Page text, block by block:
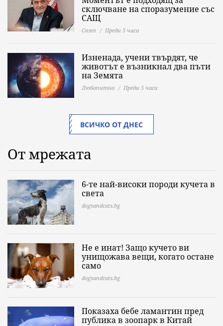
сключване на споразумение със
САЩ
Свят Преди 5 часа
Изненада, учени твърдят, че
животът е възникнал два пъти
на Земята
Любопитно Преди 5 часа
ВСИЧКО ОТ ДНЕС
От мрежата
6-те най-високи породи кучета в
света
dogsandcats.bg
Не е инат! Защо кучето ви
унищожава вещи, когато остане
само
dogsandcats.bg
Показаха бебе ламантин пред
публика в зоопарк в Китай